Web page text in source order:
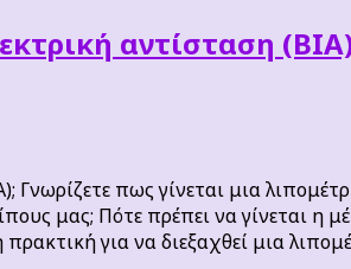
αντίσταση
πως γίνεται μια
μας; Πότε πρέπει να γίνεται η
για να διεξαχθεί μια